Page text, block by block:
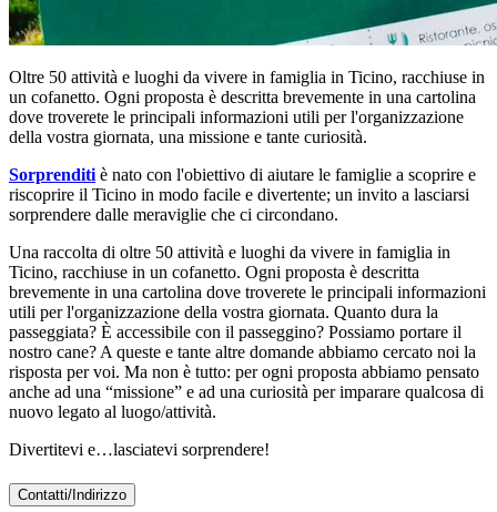
Oltre 50 attività e luoghi da vivere in famiglia in Ticino, racchiuse in
un cofanetto. Ogni proposta è descritta brevemente in una cartolina
dove troverete le principali informazioni utili per l'organizzazione
della vostra giornata, una missione e tante curiosità.
Sorprenditi è nato con l'obiettivo di aiutare le famiglie a scoprire e
riscoprire il Ticino in modo facile e divertente; un invito a lasciarsi
sorprendere dalle meraviglie che ci circondano.
Una raccolta di oltre 50 attività e luoghi da vivere in famiglia in
Ticino, racchiuse in un cofanetto. Ogni proposta è descritta
brevemente in una cartolina dove troverete le principali informazioni
utili per l'organizzazione della vostra giornata. Quanto dura la
passeggiata? È accessibile con il passeggino? Possiamo portare il
nostro cane? A queste e tante altre domande abbiamo cercato noi la
risposta per voi. Ma non è tutto: per ogni proposta abbiamo pensato
anche ad una “missione” e ad una curiosità per imparare qualcosa di
nuovo legato al luogo/attività.
Divertitevi e…lasciatevi sorprendere!
Contatti/Indirizzo